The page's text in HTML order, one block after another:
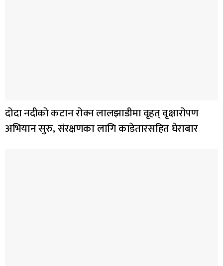
दोदा नदीको कटान रोक्न लालझाडीमा वृहत् वृक्षारोपण
अभियान सुरु, संरक्षणका लागि काडेतारसहित घेराबार